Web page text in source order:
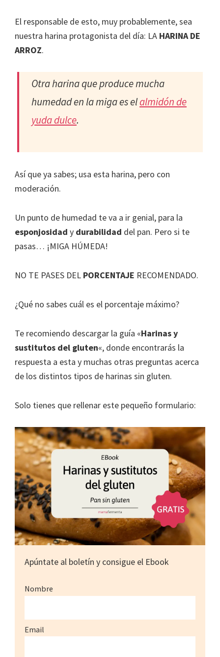
El responsable de esto, muy probablemente, sea
nuestra harina protagonista del día: LA HARINA DE
ARROZ.
Otra harina que produce mucha
humedad en la miga es elalmidón de
yuda dulce.
Así que ya sabes; usa esta harina, pero con
moderación.
Un punto de humedad te va a ir genial, para la
esponjosidad y durabilidad del pan. Pero si te
pasas… ¡MIGA HÚMEDA!
NO TE PASES DEL PORCENTAJE RECOMENDADO.
¿Qué no sabes cuál es el porcentaje máximo?
Te recomiendo descargar la guía «Harinas y
sustitutos del gluten«, donde encontrarás la
respuesta a esta y muchas otras preguntas acerca
de los distintos tipos de harinas sin gluten.
Solo tienes que rellenar este pequeño formulario:
Apúntate al boletín y consigue el Ebook
Nombre
Email